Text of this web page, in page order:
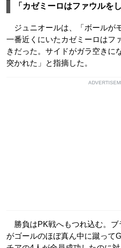
「カゼミーロはファウルを
ジュニオールは、「ボールが
一番近くにいたカゼミーロはフ
きだった。サイドがガラ空きに
突かれた」と指摘した。
勝負はPK戦へもつれ込む。ブ
がゴールのほぼ真ん中に蹴って